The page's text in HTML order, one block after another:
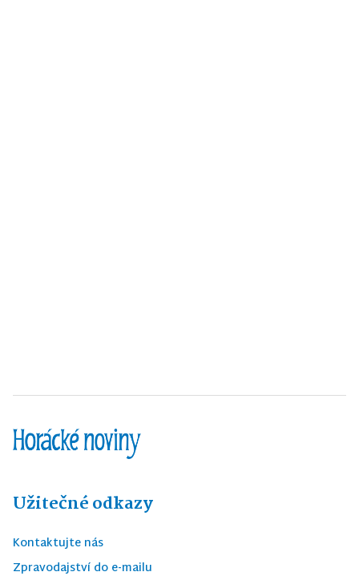
Užitečné odkazy
Kontaktujte nás
Zpravodajství do e-mailu